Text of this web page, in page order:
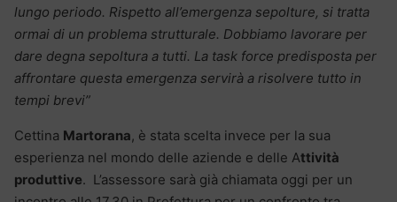
lungo periodo. Rispetto all’emergenza sepolture, si tratta
ormai di un problema strutturale. Dobbiamo lavorare per
dare degna sepoltura a tutti. La task force predisposta per
affrontare questa emergenza servirà a risolvere tutto in
tempi brevi”
Cettina Martorana, è stata scelta invece per la sua
esperienza nel mondo delle aziende e delle Attività
produttive. L’assessore sarà già chiamata oggi per un